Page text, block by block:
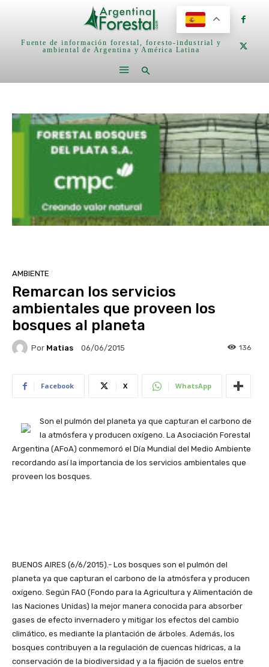
Fuente de información forestal, foresto-industrial y
ambiental de Argentina y América Latina
AMBIENTE
Remarcan los servicios
ambientales que proveen los
bosques al planeta
Por Matias 06/06/2015 136
Facebook X WhatsApp
Son el pulmón del planeta ya que capturan el carbono de
la atmósfera y producen oxígeno. La Asociación Forestal
Argentina (AFoA) conmemoró el Día Mundial del Medio Ambiente
recordando así la importancia de los servicios ambientales que
proveen los bosques.
BUENOS AIRES (6/6/2015).- Los bosques son el pulmón del
planeta ya que capturan el carbono de la atmósfera y producen
oxígeno. Según FAO (Fondo para la Agricultura y Alimentación de
las Naciones Unidas) la mejor manera conocida para absorber
gases de efecto invernadero y mitigar los efectos del cambio
climático, es mediante la plantación de árboles. Además, los
bosques contribuyen a la regulación de cuencas hídricas, a la
conservación de la biodiversidad y a la fijación de suelos entre